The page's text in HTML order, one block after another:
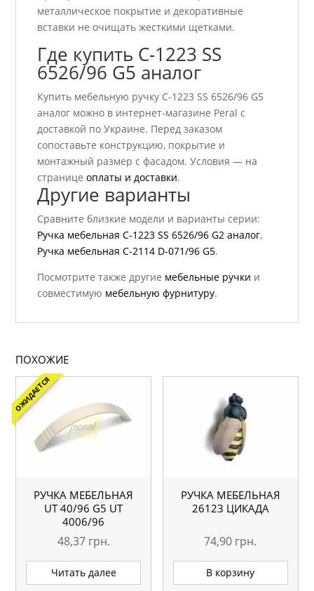
металлическое покрытие и декоративные
вставки не очищать жесткими щетками.
Где купить C-1223 SS
6526/96 G5 аналог
Купить мебельную ручку C-1223 SS 6526/96 G5
аналог можно в интернет-магазине Peral с
доставкой по Украине. Перед заказом
сопоставьте конструкцию, покрытие и
монтажный размер с фасадом. Условия — на
страницеоплаты и доставки.
Другие варианты
Сравните близкие модели и варианты серии:
Ручка мебельная C-1223 SS 6526/96 G2 аналог,
Ручка мебельная С-2114 D-071/96 G5.
Посмотрите также другие мебельные ручки и
совместимую мебельную фурнитуру.
ПОХОЖИЕ
ОЖИДАЕТСЯ
РУЧКА МЕБЕЛЬНАЯ
UТ 40/96 G5 UT
4006/96
48,37 грн.
Читать далее
РУЧКА МЕБЕЛЬНАЯ
26123 ЦИКАДА
74,90 грн.
В корзину